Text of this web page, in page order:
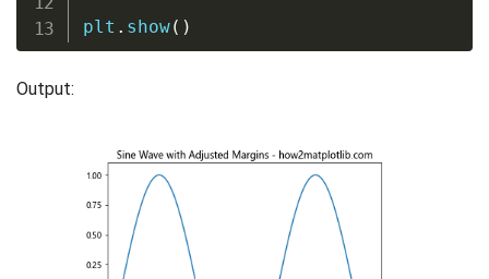
plt . show( )
Output: